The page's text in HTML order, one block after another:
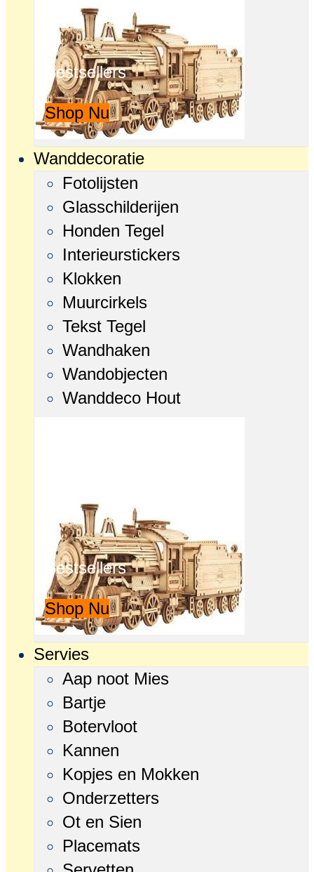
Bestsellers
Shop Nu
Wanddecoratie
Fotolijsten
Glasschilderijen
Honden Tegel
Interieurstickers
Klokken
Muurcirkels
Tekst Tegel
Wandhaken
Wandobjecten
Wanddeco Hout
Bestsellers
Shop Nu
Servies
Aap noot Mies
Bartje
Botervloot
Kannen
Kopjes en Mokken
Onderzetters
Ot en Sien
Placemats